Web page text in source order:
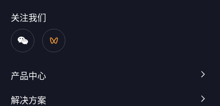
关注我们
产品中心
解决方案